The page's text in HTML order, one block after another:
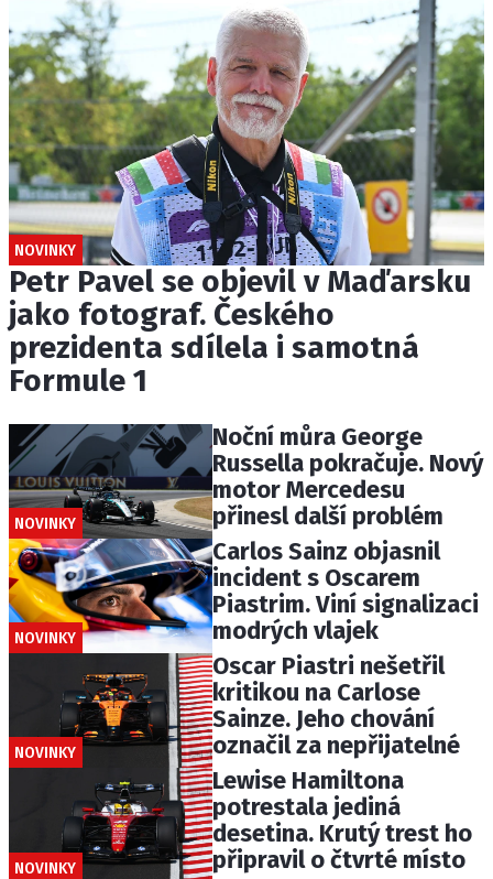
NOVINKY
Petr Pavel se objevil v Maďarsku
jako fotograf. Českého
prezidenta sdílela i samotná
Formule 1
NOVINKY
Noční můra George
Russella pokračuje. Nový
motor Mercedesu
přinesl další problém
NOVINKY
Carlos Sainz objasnil
incident s Oscarem
Piastrim. Viní signalizaci
modrých vlajek
NOVINKY
Oscar Piastri nešetřil
kritikou na Carlose
Sainze. Jeho chování
označil za nepřijatelné
NOVINKY
Lewise Hamiltona
potrestala jediná
desetina. Krutý trest ho
připravil o čtvrté místo